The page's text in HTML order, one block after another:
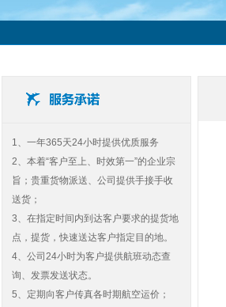
1、一年365天24小时提供优质服务
2、本着“客户至上、时效第一”的企业宗
旨；贵重货物派送、公司提供手接手收
送货；
3、在指定时间内到达客户要求的提货地
点，提货，快速送达客户指定目的地。
4、公司24小时为客户提供航班动态查
询、发票发送状态。
5、定期向客户传真各时期航空运价；